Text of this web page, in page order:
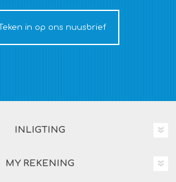
Teken in op ons nuusbrief
INLIGTING
MY REKENING